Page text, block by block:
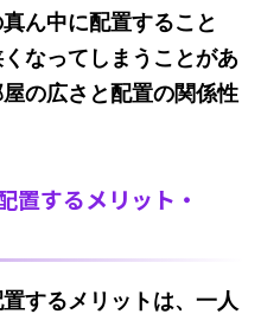
ん中に配置すること
なってしまうことがあ
の広さと配置の関係性
置するメリット・
するメリットは、一人